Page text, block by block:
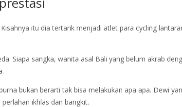
itu dia tertarik menjadi atlet para cycling
Siapa sangka, wanita asal Bali yang belum akrab
bukan berarti tak bisa melakukan apa apa. Dewi
ikhlas dan bangkit.